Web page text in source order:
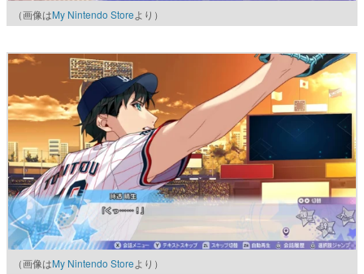
（画像はMy Nintendo Storeより）
（画像はMy Nintendo Storeより）